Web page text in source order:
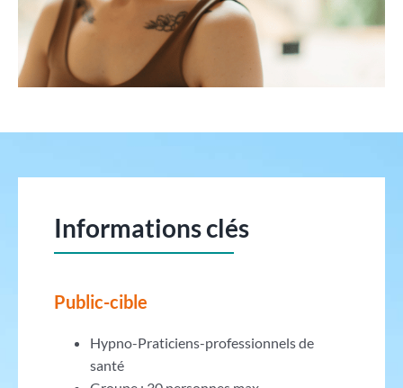
Informations clés
Public-cible
Hypno-Praticiens-professionnels de
santé